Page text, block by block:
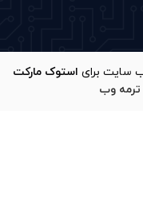
استوک مارکت
ترمه وب